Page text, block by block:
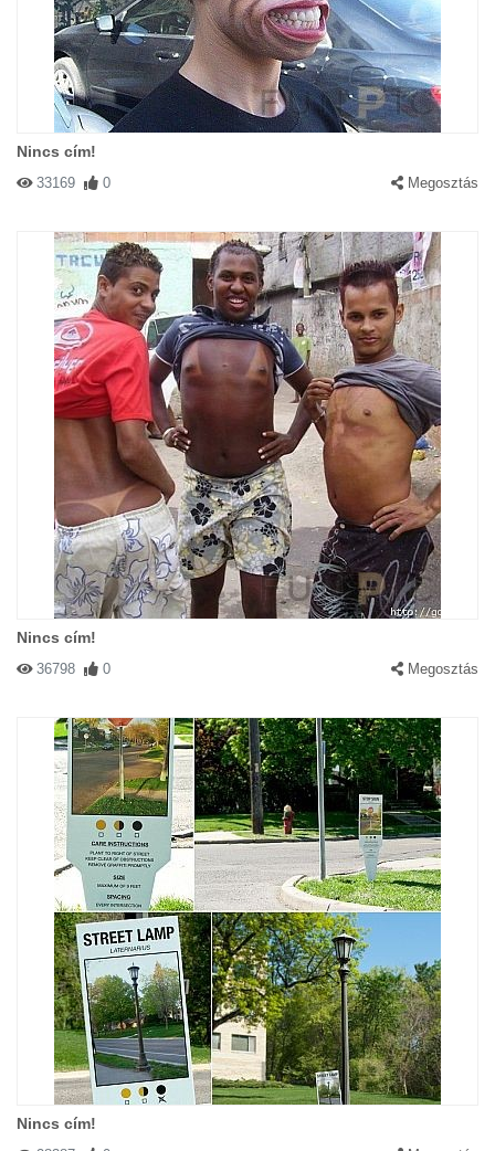
Nincs cím!
33169 0 Megosztás
Nincs cím!
36798 0 Megosztás
Nincs cím!